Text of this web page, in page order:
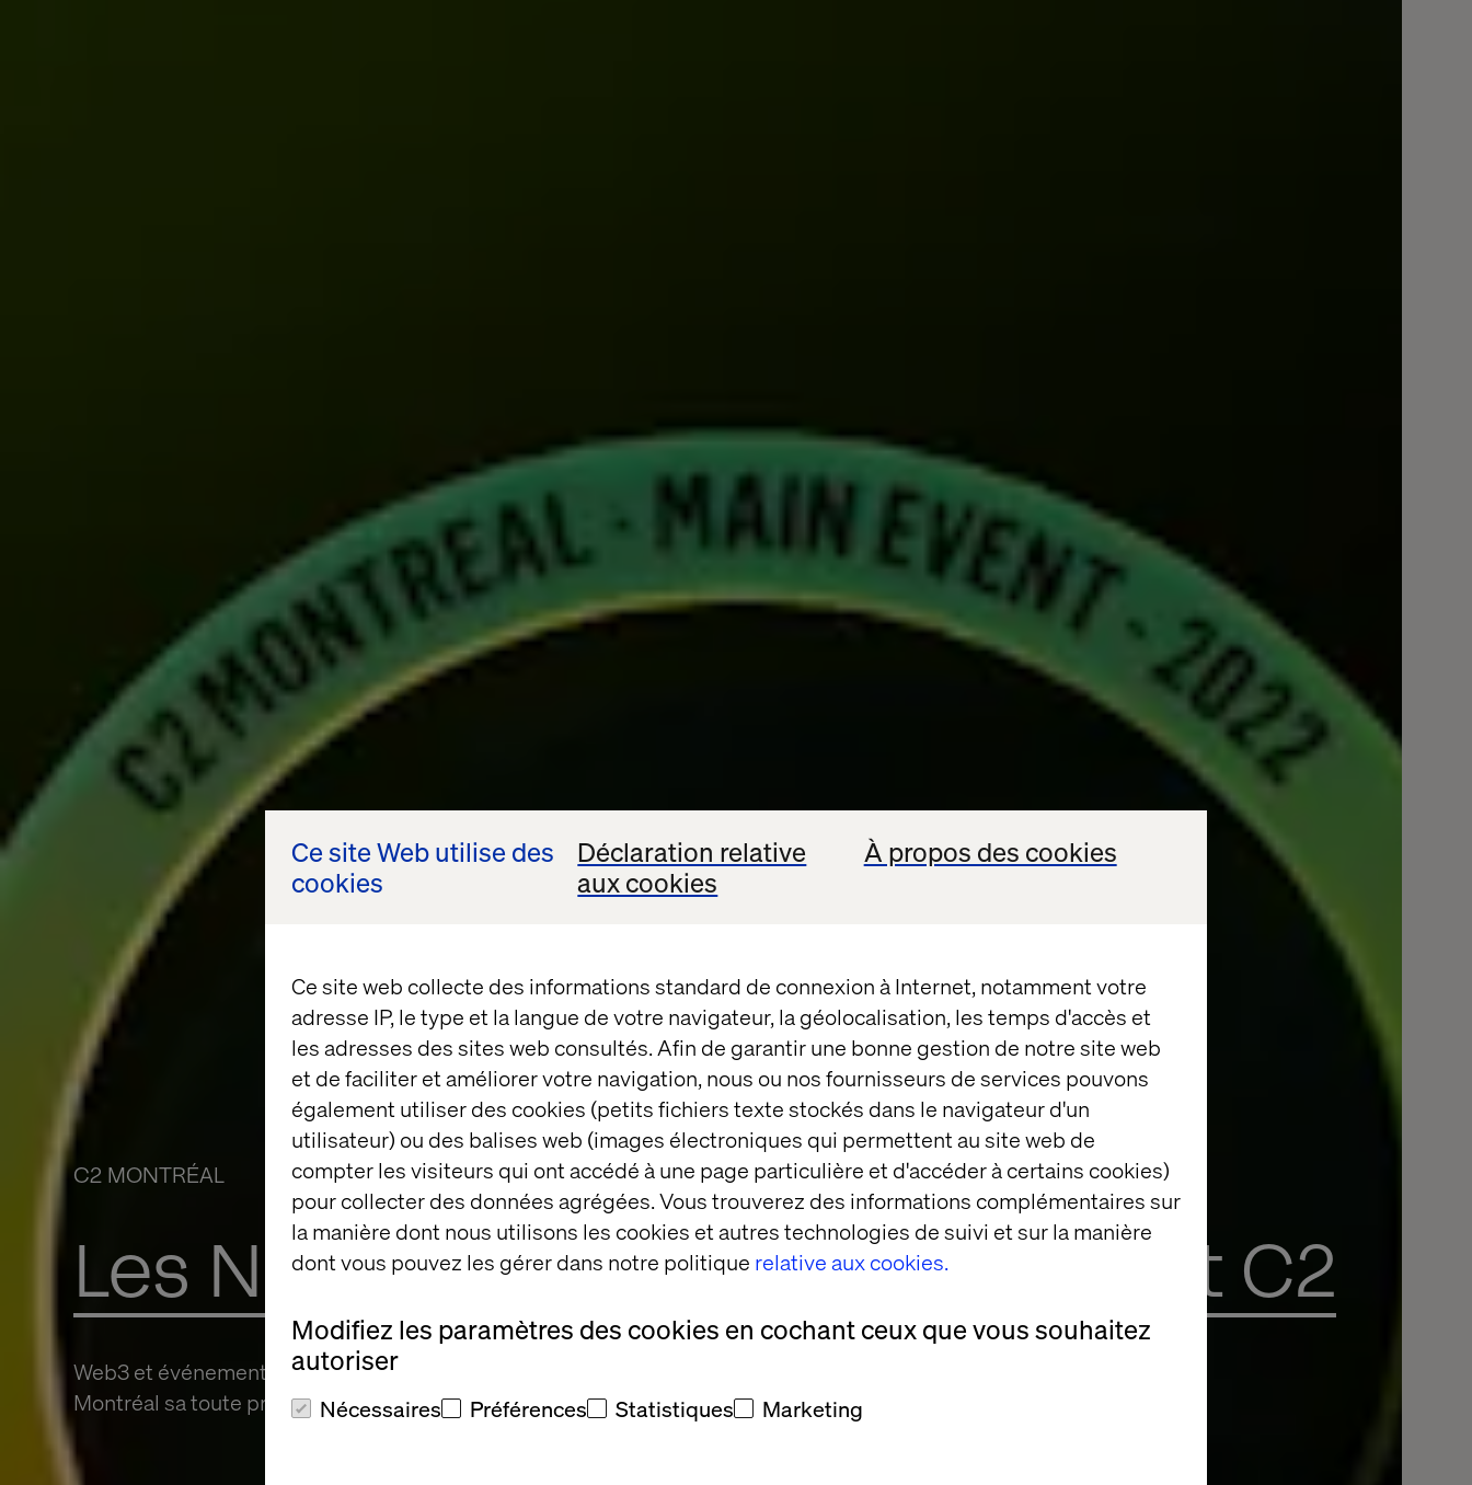
Ce site Web utilise des
cookies
Déclaration relative
aux cookies
À propos des cookies
Ce site web collecte des informations standard de connexion à Internet, notamment votre
adresse IP, le type et la langue de votre navigateur, la géolocalisation, les temps d'accès et
les adresses des sites web consultés. Afin de garantir une bonne gestion de notre site web
et de faciliter et améliorer votre navigation, nous ou nos fournisseurs de services pouvons
également utiliser des cookies (petits fichiers texte stockés dans le navigateur d'un
utilisateur) ou des balises web (images électroniques qui permettent au site web de
compter les visiteurs qui ont accédé à une page particulière et d'accéder à certains cookies)
pour collecter des données agrégées. Vous trouverez des informations complémentaires sur
la manière dont nous utilisons les cookies et autres technologies de suivi et sur la manière
dont vous pouvez les gérer dans notre politique relative aux cookies.
Modifiez les paramètres des cookies en cochant ceux que vous souhaitez
autoriser
Nécessaires Préférences Statistiques Marketing
C2 MONTRÉAL
Les NFT au coeur de l'événement C2
Web3 et événementiel: Comment Valtech a livré à C2
Montréal sa toute première expérience NFT.